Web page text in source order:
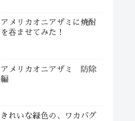
アメリカオニアザミに焼酎
を吞ませてみた！
アメリカオニアザミ 防除
編
きれいな緑色の、ワカバグ